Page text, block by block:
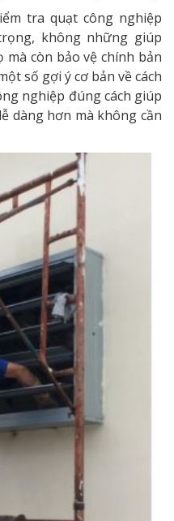
tra quạt công nghiệp
không những giúp
còn bảo vệ chính bản
số gợi ý cơ bản về cách
nghiệp đúng cách giúp
dàng hơn mà không cần